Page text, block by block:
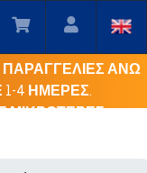
main menu visibility
ΠΑΡΑΓΓΕΛΙΕΣ ΑΝΩ
1-4 ΗΜΕΡΕΣ.